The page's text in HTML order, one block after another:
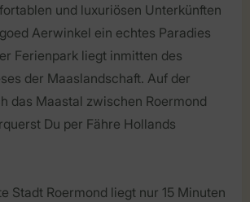
und luxuriösen Unterkünften
Aerwinkel ein echtes Paradies
Ferienpark liegt inmitten des
der Maaslandschaft. Auf der
das Maastal zwischen Roermond
Du per Fähre Hollands
Stadt Roermond liegt nur 15 Minuten